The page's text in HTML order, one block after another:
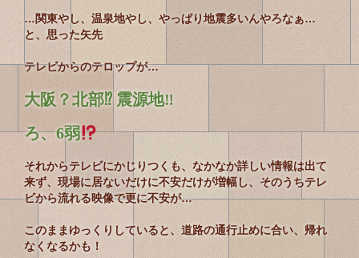
…関東やし、温泉地やし、やっぱり地震多いんやろなぁ…
と、思った矢先
テレビからのテロップが…
大阪？北部⁉︎ 震源地‼︎
ろ、6弱
それからテレビにかじりつくも、なかなか詳しい情報は出て
来ず、現場に居ないだけに不安だけが増幅し、そのうちテレ
ビから流れる映像で更に不安が…
このままゆっくりしていると、道路の通行止めに合い、帰れ
なくなるかも！